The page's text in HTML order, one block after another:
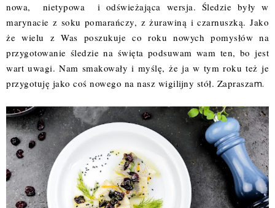
nowa, nietypowa i odświeżająca wersja. Śledzie były w
marynacie z soku pomarańczy, z żurawiną i czarnuszką. Jako
że wielu z Was poszukuje co roku nowych pomysłów na
przygotowanie śledzie na święta podsuwam wam ten, bo jest
wart uwagi. Nam smakowały i myślę, że ja w tym roku też je
przygotuję jako coś nowego na nasz wigilijny stół. Zapraszam.